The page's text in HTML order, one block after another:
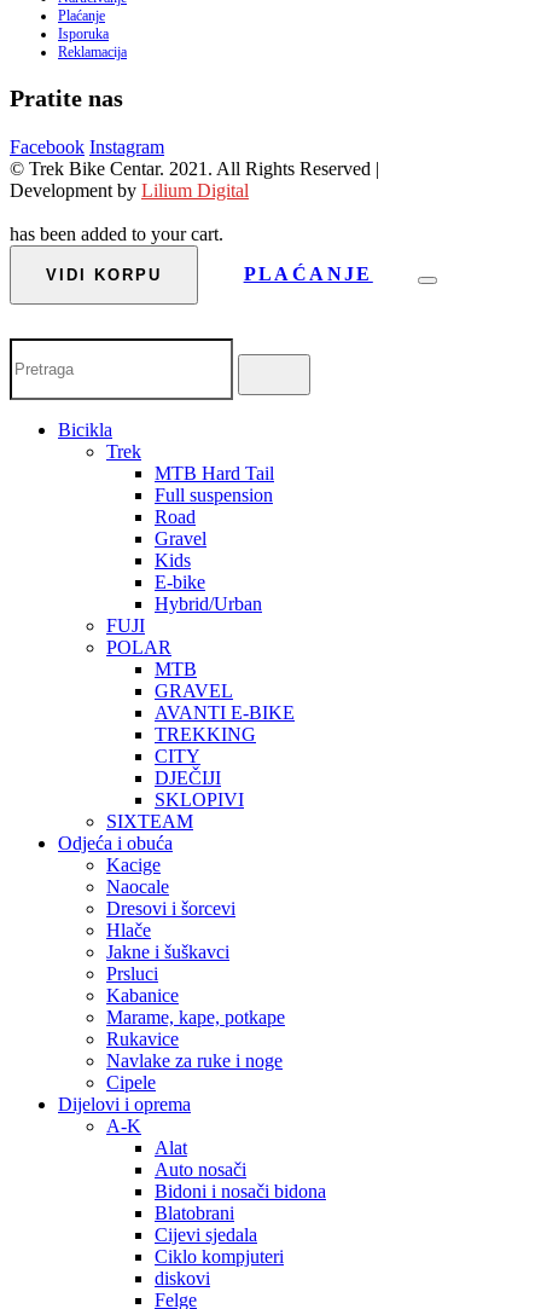
Plaćanje
Isporuka
Reklamacija
Pratite nas
Facebook Instagram
© Trek Bike Centar. 2021. All Rights Reserved |
Development by Lilium Digital
has been added to your cart.
VIDI KORPU PLAĆANJE
Bicikla
Trek
MTB Hard Tail
Full suspension
Road
Gravel
Kids
E-bike
Hybrid/Urban
FUJI
POLAR
MTB
GRAVEL
AVANTI E-BIKE
TREKKING
CITY
DJEČIJI
SKLOPIVI
SIXTEAM
Odjeća i obuća
Kacige
Naocale
Dresovi i šorcevi
Hlače
Jakne i šuškavci
Prsluci
Kabanice
Marame, kape, potkape
Rukavice
Navlake za ruke i noge
Cipele
Dijelovi i oprema
A-K
Alat
Auto nosači
Bidoni i nosači bidona
Blatobrani
Cijevi sjedala
Ciklo kompjuteri
diskovi
Felge